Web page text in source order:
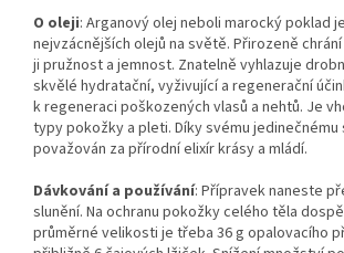
O oleji: Arganový olej neboli marocký poklad
nejvzácnějších olejů na světě. Přirozeně
ji pružnost a jemnost. Znatelně vyhlazuje
skvělé hydratační, vyživující a regenerační
k regeneraci poškozených vlasů a nehtů. Je
typy pokožky a pleti. Díky svému jedinečnému
považován za přírodní elixír krásy a mládí.
Dávkování a používání: Přípravek naneste
slunění. Na ochranu pokožky celého těla
průměrné velikosti je třeba 36 g opalovacího